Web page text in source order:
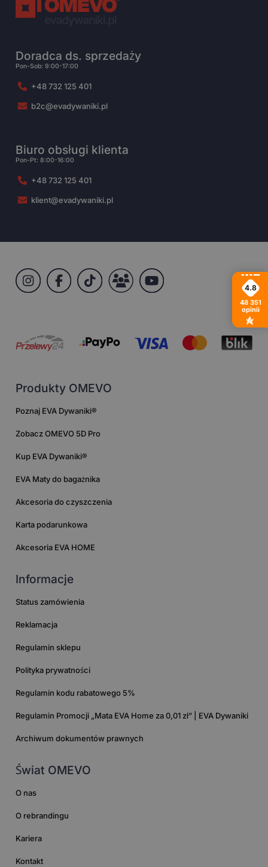
Doradca ds. sprzedaży
Pon-Sob: 9:00-17:00
+48 732 125 401
b2c@evadywaniki.pl
Biuro obsługi klienta
Pon-Pt: 8:00-16:00
+48 732 125 401
klient@evadywaniki.pl
Produkty OMEVO
Poznaj EVA Dywaniki®
Zobacz OMEVO 5D Pro
Kup EVA Dywaniki®
EVA Maty do bagażnika
Akcesoria do czyszczenia
Karta podarunkowa
Akcesoria EVA HOME
Informacje
Status zamówienia
Reklamacja
Regulamin sklepu
Polityka prywatności
Regulamin kodu rabatowego 5%
Regulamin Promocji „Mata EVA Home za 0,01 zł” | EVA Dywaniki
Archiwum dokumentów prawnych
Świat OMEVO
O nas
O rebrandingu
Kariera
Kontakt
4.8
48 351
opinii